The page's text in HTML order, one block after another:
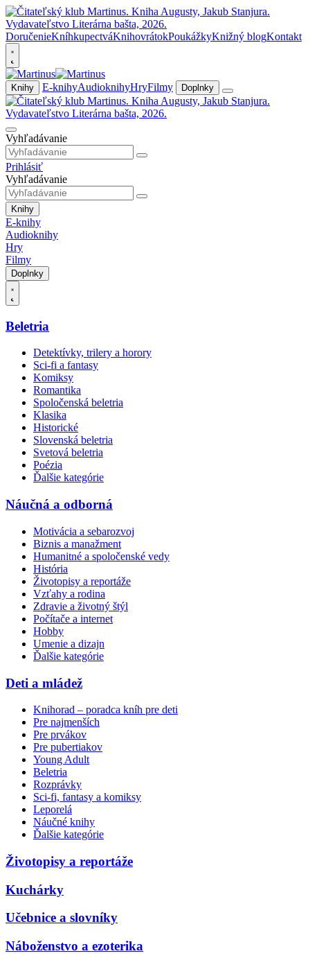
DoručenieKníhkupectváKnihovrátokPoukážkyKnižný blogKontakt
Knihy E-knihyAudioknihyHryFilmy Doplnky
Vyhľadávanie
Prihlásiť
Vyhľadávanie
Knihy
E-knihy
Audioknihy
Hry
Filmy
Doplnky
Beletria
Detektívky, trilery a horory
Sci-fi a fantasy
Komiksy
Romantika
Spoločenská beletria
Klasika
Historické
Slovenská beletria
Svetová beletria
Poézia
Ďalšie kategórie
Náučná a odborná
Motivácia a sebarozvoj
Biznis a manažment
Humanitné a spoločenské vedy
História
Životopisy a reportáže
Vzťahy a rodina
Zdravie a životný štýl
Počítače a internet
Hobby
Umenie a dizajn
Ďalšie kategórie
Deti a mládež
Knihorad – poradca kníh pre deti
Pre najmenších
Pre prvákov
Pre pubertiakov
Young Adult
Beletria
Rozprávky
Sci-fi, fantasy a komiksy
Leporelá
Náučné knihy
Ďalšie kategórie
Životopisy a reportáže
Kuchárky
Učebnice a slovníky
Náboženstvo a ezoterika